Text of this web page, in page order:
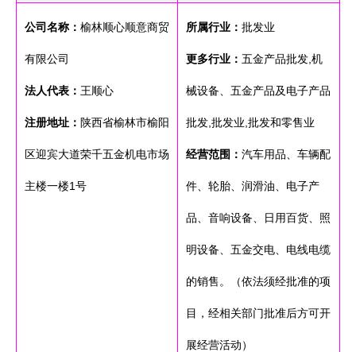
公司名称： 榆林顺心顺意商贸
有限公司
法人代表： 王顺心
注册地址： 陕西省榆林市榆阳
区迎宾大道荣千五金机电市场
主楼一楼1号
所属行业： 批发业
更多行业： 五金产品批发,机
械设备、五金产品及电子产品
批发,批发业,批发和零售业
经营范围： 汽车用品、车辆配
件、轮胎、润滑油、电子产
品、音响设备、日用百货、照
明设备、五金交电、电线电缆
的销售。（依法须经批准的项
目，经相关部门批准后方可开
展经营活动）